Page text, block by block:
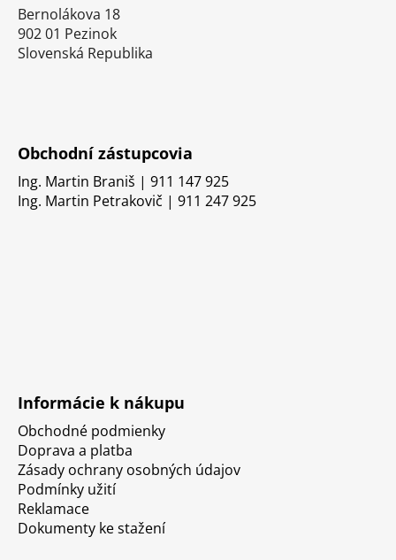
Bernolákova 18
902 01 Pezinok
Slovenská Republika
Obchodní zástupcovia
Ing. Martin Braniš | 911 147 925
Ing. Martin Petrakovič | 911 247 925
Informácie k nákupu
Obchodné podmienky
Doprava a platba
Zásady ochrany osobných údajov
Podmínky užití
Reklamace
Dokumenty ke stažení